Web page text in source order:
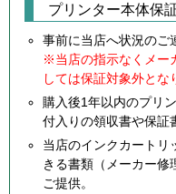
プリンター本体保
事前に当店へ状況のご
※当店の指示なくメー
しては保証対象外とな
購入後1年以内のプリ
付入りの領収書や保証
当店のインクカートリ
きる書類（メーカー修
ご提供。